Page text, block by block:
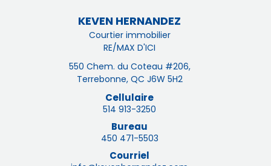
KEVEN HERNANDEZ
Courtier immobilier
RE/MAX D'ICI
550 Chem. du Coteau #206,
Terrebonne, QC J6W 5H2
Cellulaire
514 913-3250
Bureau
450 471-5503
Courriel